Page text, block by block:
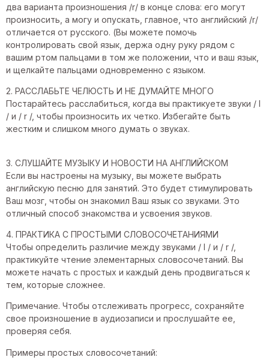
два варианта произношения /r/ в конце слова: его могут
произносить, а могу и опускать, главное, что английский /r/
отличается от русского. (Вы можете помочь
контролировать свой язык, держа одну руку рядом с
вашим ртом пальцами в том же положении, что и ваш язык,
и щелкайте пальцами одновременно с языком.
2. РАССЛАБЬТЕ ЧЕЛЮСТЬ И НЕ ДУМАЙТЕ МНОГО
Постарайтесь расслабиться, когда вы практикуете звуки / l
/ и / r /, чтобы произносить их четко. Избегайте быть
жестким и слишком много думать о звуках.
3. СЛУШАЙТЕ МУЗЫКУ И НОВОСТИ НА АНГЛИЙСКОМ
Если вы настроены на музыку, вы можете выбрать
английскую песню для занятий. Это будет стимулировать
Ваш мозг, чтобы он знакомил Ваш язык со звуками. Это
отличный способ знакомства и усвоения звуков.
4. ПРАКТИКА С ПРОСТЫМИ СЛОВОСОЧЕТАНИЯМИ
Чтобы определить различие между звуками / l / и / r /,
практикуйте чтение элементарных словосочетаний. Вы
можете начать с простых и каждый день продвигаться к
тем, которые сложнее.
Примечание. Чтобы отслеживать прогресс, сохраняйте
свое произношение в аудиозаписи и прослушайте ее,
проверяя себя.
Примеры простых словосочетаний: